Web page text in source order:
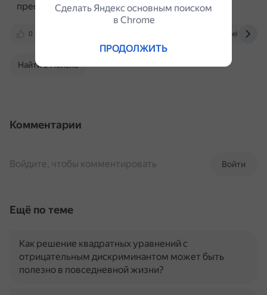
преобразуется в газообразную форму.
0
Найти в Поиске
Комментарии
Войти
Войдите, чтобы комментировать
Ещё по теме
Как решение квадратных уравнений с
отрицательным дискриминантом может быть
полезно в повседневной жизни?
Сделать Яндекс основным поиском
в Сhrome
ПРОДОЛЖИТЬ